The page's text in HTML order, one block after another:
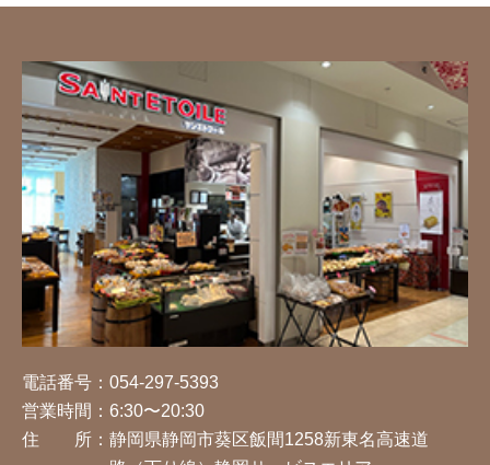
電話番号： 054-297-5393
営業時間： 6:30〜20:30
住 所： 静岡県静岡市葵区飯間1258新東名高速道